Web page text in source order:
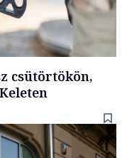
csütörtökön,